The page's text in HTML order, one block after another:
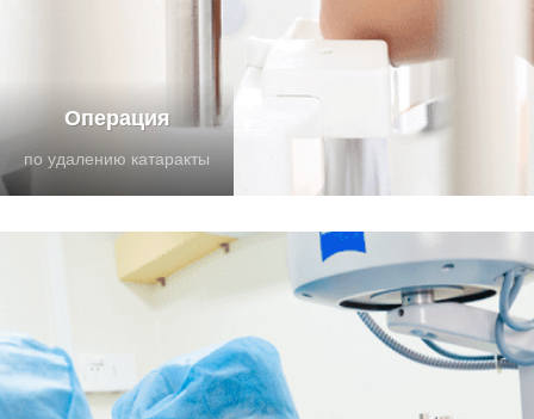
Операция
по удалению катаракты